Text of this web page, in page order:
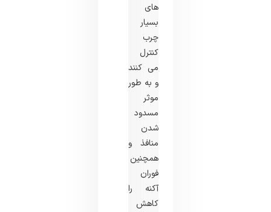
‌های
بسیار
چرب
کنترل
می ‌کنند
و به طور
موثر
مسدود
شدن
منافذ و
همچنین
فوران
آکنه را
کاهش